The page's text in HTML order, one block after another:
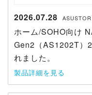
2026.07.28 ASUSTOR
ホーム/SOHO向け
Gen2（AS1202T）
れました。
製品詳細を見る